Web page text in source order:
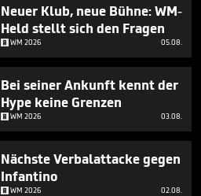
Neuer Klub, neue Bühne: WM-
Held stellt sich den Fragen
WM 2026 05.08.
Bei seiner Ankunft kennt der
Hype keine Grenzen
WM 2026 03.08.
Nächste Verbalattacke gegen
Infantino
WM 2026 02.08.